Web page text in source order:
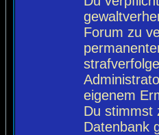
Forum zu
eigenem
Du stimmst
Datenbank